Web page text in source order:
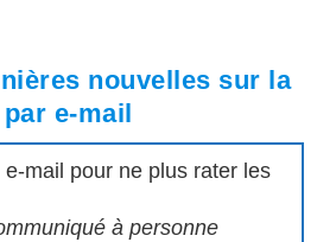
nouvelles sur la
e-mail
mail pour ne plus rater les
à personne